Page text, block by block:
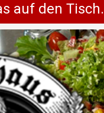
auf den Tisch.